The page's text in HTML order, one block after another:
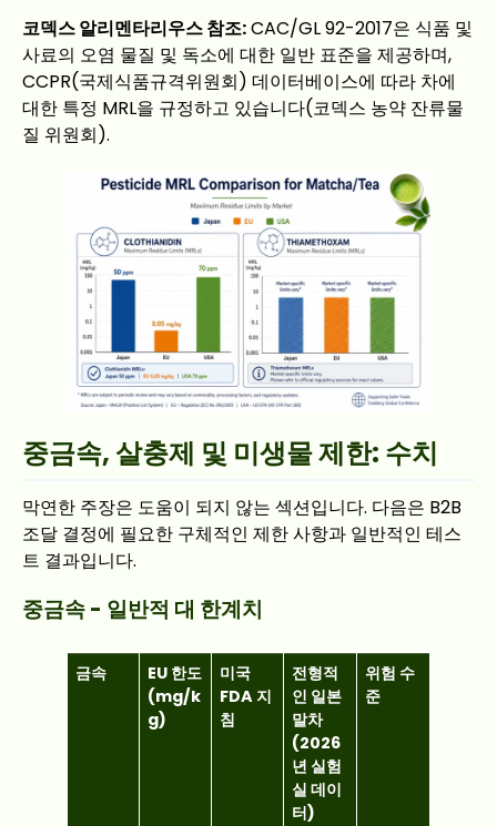
코덱스 알리멘타리우스 참조:CAC/GL 92-2017은 식품 및
사료의 오염 물질 및 독소에 대한 일반 표준을 제공하며,
CCPR(국제식품규격위원회) 데이터베이스에 따라 차에
대한 특정 MRL을 규정하고 있습니다(코덱스 농약 잔류물
질 위원회).
중금속, 살충제 및 미생물 제한: 수치
막연한 주장은 도움이 되지 않는 섹션입니다. 다음은 B2B
조달 결정에 필요한 구체적인 제한 사항과 일반적인 테스
트 결과입니다.
중금속 - 일반적 대 한계치
금속
EU 한도
(mg/k
g)
미국
FDA 지
침
전형적
인 일본
말차
(2026
년 실험
실 데이
터)
위험 수
준